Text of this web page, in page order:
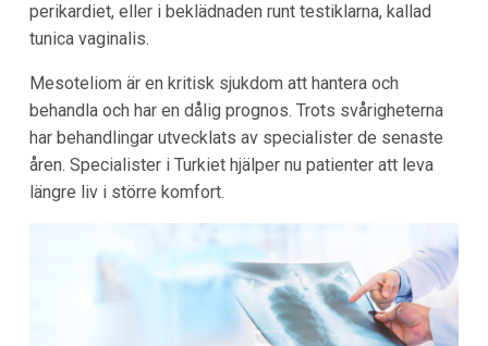
perikardiet, eller i beklädnaden runt testiklarna, kallad
tunica vaginalis.
Mesoteliom är en kritisk sjukdom att hantera och
behandla och har en dålig prognos. Trots svårigheterna
har behandlingar utvecklats av specialister de senaste
åren. Specialister i Turkiet hjälper nu patienter att leva
längre liv i större komfort.